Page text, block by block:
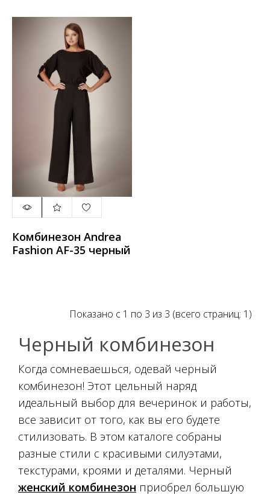
Комбинезон Andrea
Fashion AF-35 черный
Показано с 1 по 3 из 3 (всего страниц: 1)
Черный комбинезон
Когда сомневаешься, одевай черный
комбинезон! Этот цельный наряд
идеальный выбор для вечеринок и работы,
все зависит от того, как вы его будете
стилизовать. В этом каталоге собраны
разные стили с красивыми силуэтами,
текстурами, кроями и деталями. Черный
женский комбинезон приобрел большую